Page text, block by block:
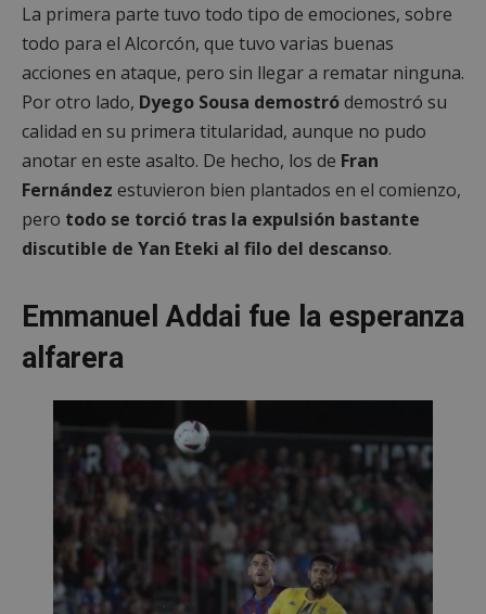
La primera parte tuvo todo tipo de emociones, sobre
todo para el Alcorcón, que tuvo varias buenas
acciones en ataque, pero sin llegar a rematar ninguna.
Por otro lado, Dyego Sousa demostródemostró su
calidad en su primera titularidad, aunque no pudo
anotar en este asalto. De hecho, los de Fran
Fernández estuvieron bien plantados en el comienzo,
pero todo se torció tras la expulsión bastante
discutible de Yan Eteki al filo del descanso.
Emmanuel Addai fue la esperanza
alfarera